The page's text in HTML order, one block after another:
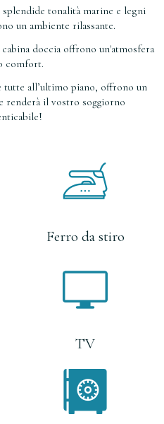
tonalità marine e legni
un ambiente rilassante.
doccia offrono un'atmosfera
comfort.
all’ultimo piano, offrono un
renderà il vostro soggiorno
Ferro da stiro
TV